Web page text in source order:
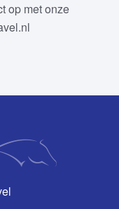
op met onze